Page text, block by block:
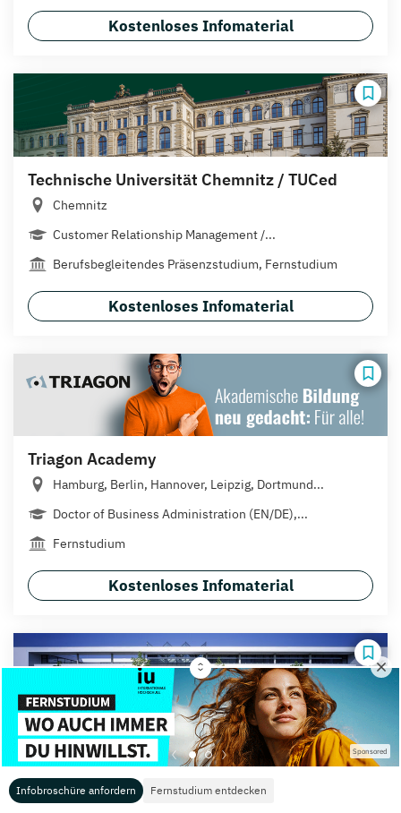
Infobroschüre anfordern Fernstudium entdecken
Sponsored
Kostenloses Infomaterial
Technische Universität Chemnitz / TUCed
Chemnitz
Customer Relationship Management /...
Berufsbegleitendes Präsenzstudium, Fernstudium
Kostenloses Infomaterial
Triagon Academy
Hamburg, Berlin, Hannover, Leipzig, Dortmund...
Doctor of Business Administration (EN/DE),...
Fernstudium
Kostenloses Infomaterial
Universität Koblenz
Koblenz
Master of Business Administration